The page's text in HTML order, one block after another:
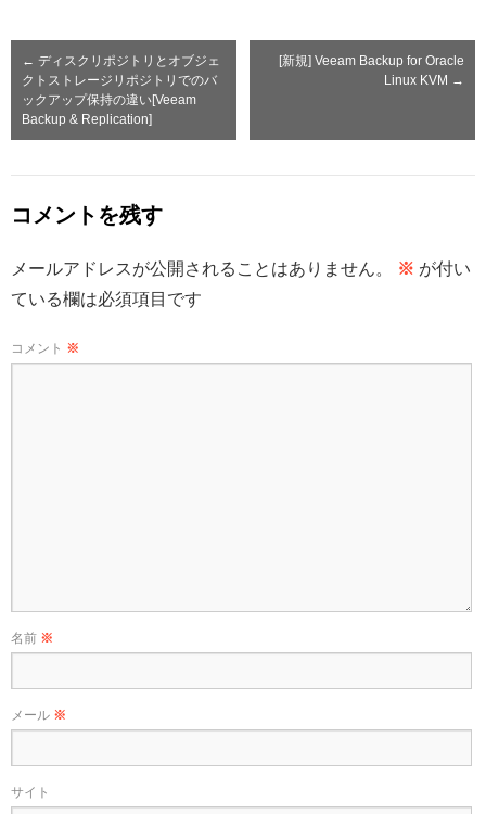
← ディスクリポジトリとオブジェ
クトストレージリポジトリでのバ
ックアップ保持の違い[Veeam
Backup & Replication]
[新規] Veeam Backup for Oracle
Linux KVM →
コメントを残す
メールアドレスが公開されることはありません。 ※ が付い
ている欄は必須項目です
コメント ※
名前 ※
メール ※
サイト